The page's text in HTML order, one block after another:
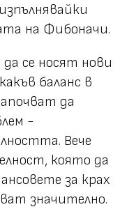
на Фибоначи.
се носят нови
баланс в
да
-
Вече
която да
за крах
значително.